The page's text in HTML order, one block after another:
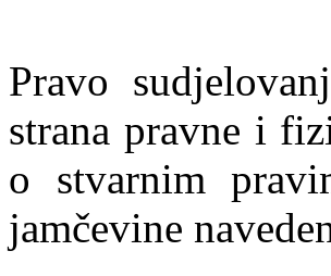
Pravo
strana pravne i
o stvarnim
jamčevine